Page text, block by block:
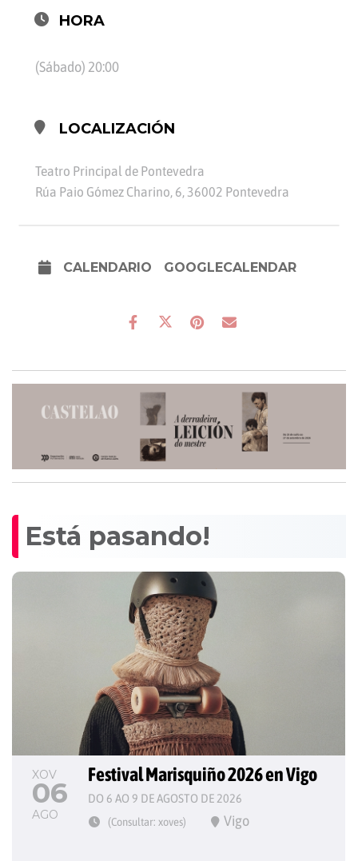
HORA
(Sábado) 20:00
LOCALIZACIÓN
Teatro Principal de Pontevedra
Rúa Paio Gómez Charino, 6, 36002 Pontevedra
CALENDARIO GOOGLECALENDAR
Está pasando!
XOV
06
AGO
Festival Marisquiño 2026 en Vigo
DO 6 AO 9 DE AGOSTO DE 2026
(Consultar: xoves) Vigo